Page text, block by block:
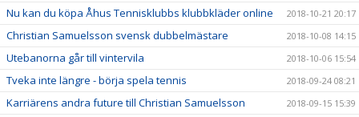
Nu kan du köpa Åhus Tennisklubbs klubbkläder online 2018-10-21 20:17
Christian Samuelsson svensk dubbelmästare 2018-10-08 14:15
Utebanorna går till vintervila 2018-10-06 15:54
Tveka inte längre - börja spela tennis 2018-09-24 08:21
Karriärens andra future till Christian Samuelsson 2018-09-15 15:39